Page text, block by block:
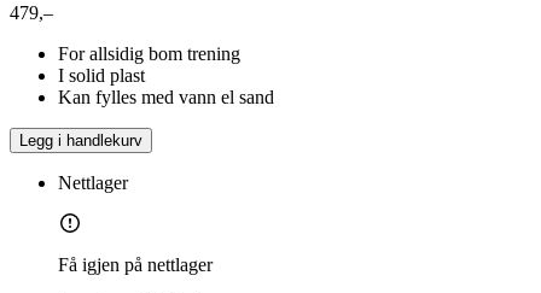
479,–
For allsidig bom trening
I solid plast
Kan fylles med vann el sand
Legg i handlekurv
Nettlager
Få igjen på nettlager